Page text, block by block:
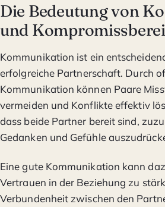
Die Bedeutung von
und
Kommunikation ist ein
erfolgreiche Partnerschaft. Durch
Kommunikation können Paare
vermeiden und Konflikte effektiv
dass beide Partner bereit sind,
Gedanken und Gefühle
Eine gute Kommunikation kann
Vertrauen in der Beziehung zu
Verbundenheit zwischen den